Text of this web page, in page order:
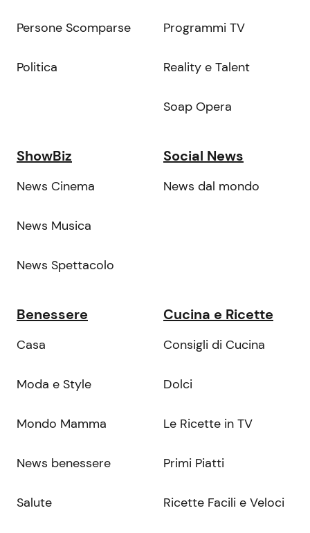
Persone Scomparse
Politica
Programmi TV
Reality e Talent
Soap Opera
ShowBiz
News Cinema
News Musica
News Spettacolo
Social News
News dal mondo
Benessere
Casa
Moda e Style
Mondo Mamma
News benessere
Salute
Cucina e Ricette
Consigli di Cucina
Dolci
Le Ricette in TV
Primi Piatti
Ricette Facili e Veloci